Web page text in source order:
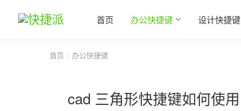
首页 办公快捷键 设计快捷键
首页 办公快捷键
cad 三角形快捷键如何使用